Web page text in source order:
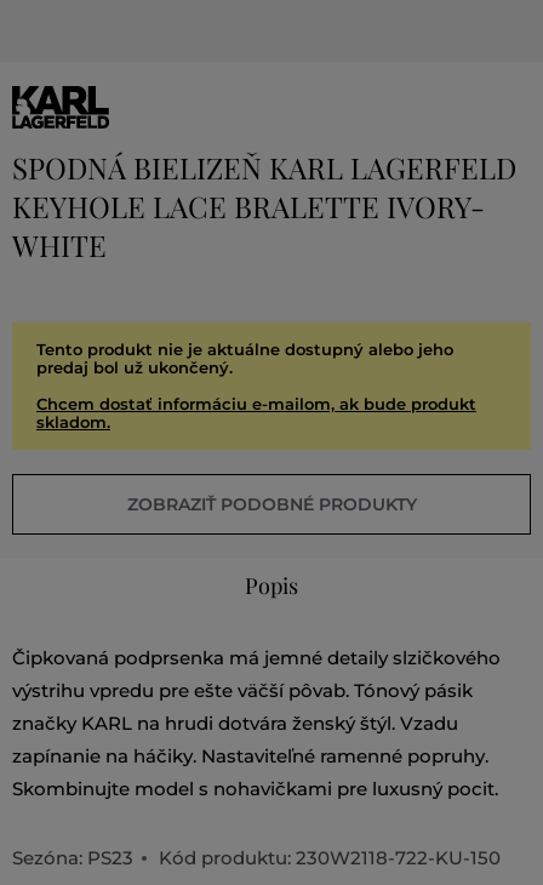
SPODNÁ BIELIZEŇ KARL LAGERFELD
KEYHOLE LACE BRALETTE IVORY-
WHITE
Tento produkt nie je aktuálne dostupný alebo jeho
predaj bol už ukončený.
Chcem dostať informáciu e-mailom, ak bude produkt
skladom.
ZOBRAZIŤ PODOBNÉ PRODUKTY
Popis
Čipkovaná podprsenka má jemné detaily slzičkového
výstrihu vpredu pre ešte väčší pôvab. Tónový pásik
značky KARL na hrudi dotvára ženský štýl. Vzadu
zapínanie na háčiky. Nastaviteľné ramenné popruhy.
Skombinujte model s nohavičkami pre luxusný pocit.
Sezóna: PS23 Kód produktu: 230W2118-722-KU-150